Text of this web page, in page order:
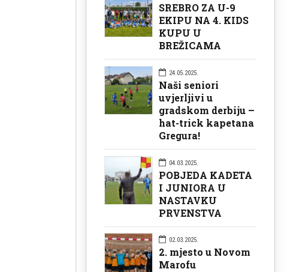
SREBRO ZA U-9
EKIPU NA 4. KIDS
KUPU U
BREŽICAMA
24.05.2025.
Naši seniori
uvjerljivi u
gradskom derbiju –
hat-trick kapetana
Gregura!
04.03.2025.
POBJEDA KADETA
I JUNIORA U
NASTAVKU
PRVENSTVA
02.03.2025.
2. mjesto u Novom
Marofu